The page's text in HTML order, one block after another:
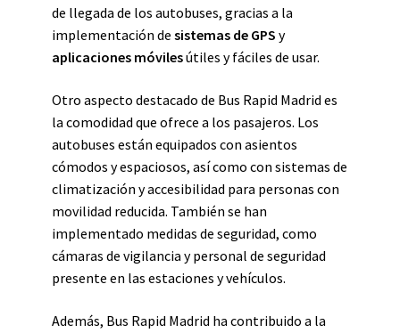
de llegada de los autobuses, gracias a la
implementación de sistemas de GPS y
aplicaciones móvilesútiles y fáciles de usar.
Otro aspecto destacado de Bus Rapid Madrid es
la comodidad que ofrece a los pasajeros. Los
autobuses están equipados con asientos
cómodos y espaciosos, así como con sistemas de
climatización y accesibilidad para personas con
movilidad reducida. También se han
implementado medidas de seguridad, como
cámaras de vigilancia y personal de seguridad
presente en las estaciones y vehículos.
Además, Bus Rapid Madrid ha contribuido a la